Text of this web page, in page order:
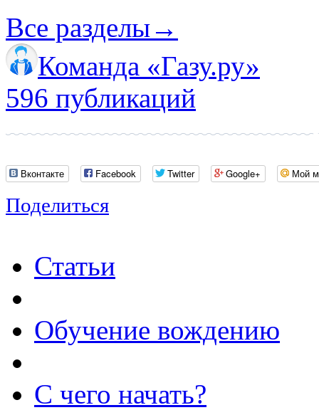
Все разделы→
Команда «Газу.ру»
596 публикаций
Вконтакте Facebook Twitter Google+ Мой
Поделиться
Статьи
Обучение вождению
С чего начать?